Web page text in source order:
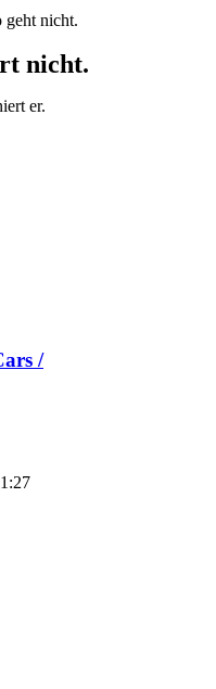
geht nicht.
nicht.
er.
/